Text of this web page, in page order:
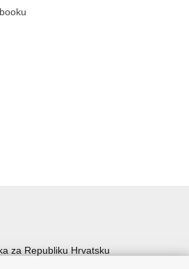
za Republiku Hrvatsku